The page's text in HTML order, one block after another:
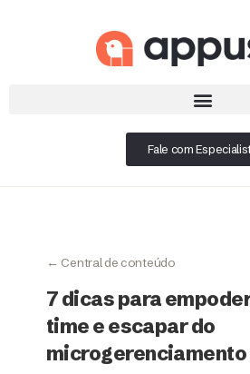
Fale com
← Central de conteúdo
7 dicas para
time e escapar do
microgerenciamento